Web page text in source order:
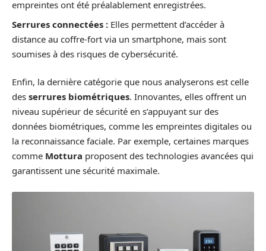
empreintes ont été préalablement enregistrées.
Serrures connectées : Elles permettent d’accéder à
distance au coffre-fort via un smartphone, mais sont
soumises à des risques de cybersécurité.
Enfin, la dernière catégorie que nous analyserons est celle
des serrures biométriques. Innovantes, elles offrent un
niveau supérieur de sécurité en s’appuyant sur des
données biométriques, comme les empreintes digitales ou
la reconnaissance faciale. Par exemple, certaines marques
comme Mottura proposent des technologies avancées qui
garantissent une sécurité maximale.